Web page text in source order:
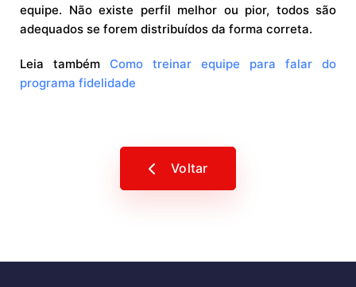
equipe. Não existe perfil melhor ou pior, todos são
adequados se forem distribuídos da forma correta.
Leia também Como treinar equipe para falar do
programa fidelidade
Voltar